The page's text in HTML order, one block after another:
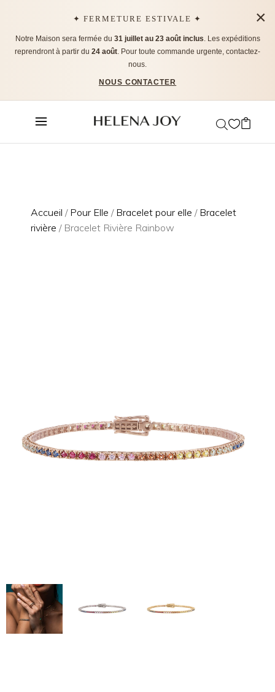
✦ FERMETURE ESTIVALE ✦
Notre Maison sera fermée du 31 juillet au 23 août inclus. Les expéditions
reprendront à partir du 24 août. Pour toute commande urgente, contactez-
nous.
NOUS CONTACTER
×
Accueil / Pour Elle / Bracelet pour elle / Bracelet
rivière / Bracelet Rivière Rainbow